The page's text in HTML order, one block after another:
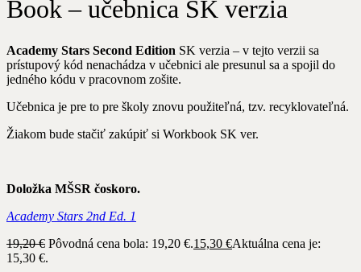
Book – učebnica SK verzia
Academy Stars Second Edition SK verzia – v tejto verzii sa
prístupový kód nenachádza v učebnici ale presunul sa a spojil do
jedného kódu v pracovnom zošite.
Učebnica je pre to pre školy znovu použiteľná, tzv. recyklovateľná.
Žiakom bude stačiť zakúpiť si Workbook SK ver.
Doložka MŠSR čoskoro.
Academy Stars 2nd Ed. 1
19,20€ Pôvodná cena bola: 19,20 €.15,30 €Aktuálna cena je:
15,30 €.